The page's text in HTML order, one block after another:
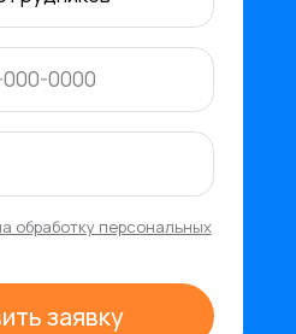
обработку персональных
заявку